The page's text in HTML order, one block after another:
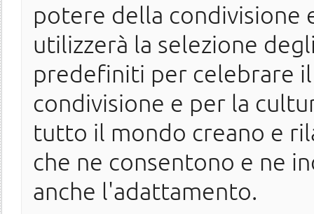
potere della condivisione
utilizzerà la selezione
predefiniti per celebrare
condivisione e per la
tutto il mondo creano e
che ne consentono e ne
anche l'adattamento.